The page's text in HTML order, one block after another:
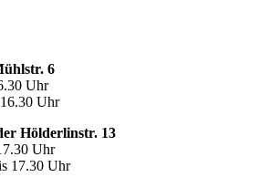
6
Uhr
Uhr
Hölderlinstr. 13
Uhr
17.30 Uhr